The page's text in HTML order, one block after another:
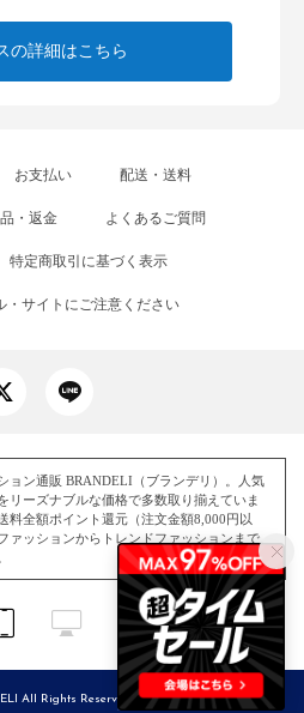
の詳細はこちら
お支払い 配送・送料
・返金 よくあるご質問
特定商取引に基づく表示
・サイトにご注意ください
ョン通販 BRANDELI（ブランデリ）。人気
リーズナブルな価格で多数取り揃えていま
料全額ポイント還元（注文金額8,000円以
ァッションからトレンドファッションまで、
All Rights Reserved